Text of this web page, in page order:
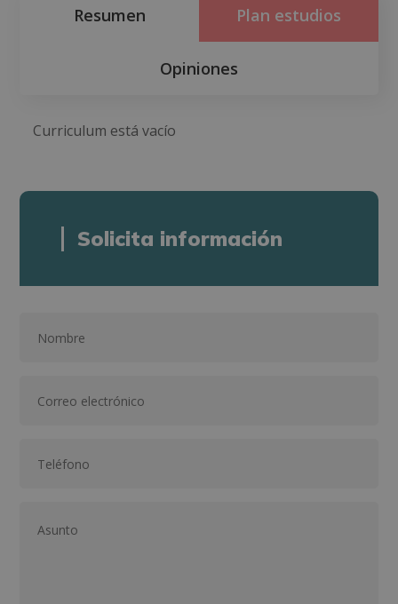
Resumen Plan estudios
Opiniones
Curriculum está vacío
Solicita información